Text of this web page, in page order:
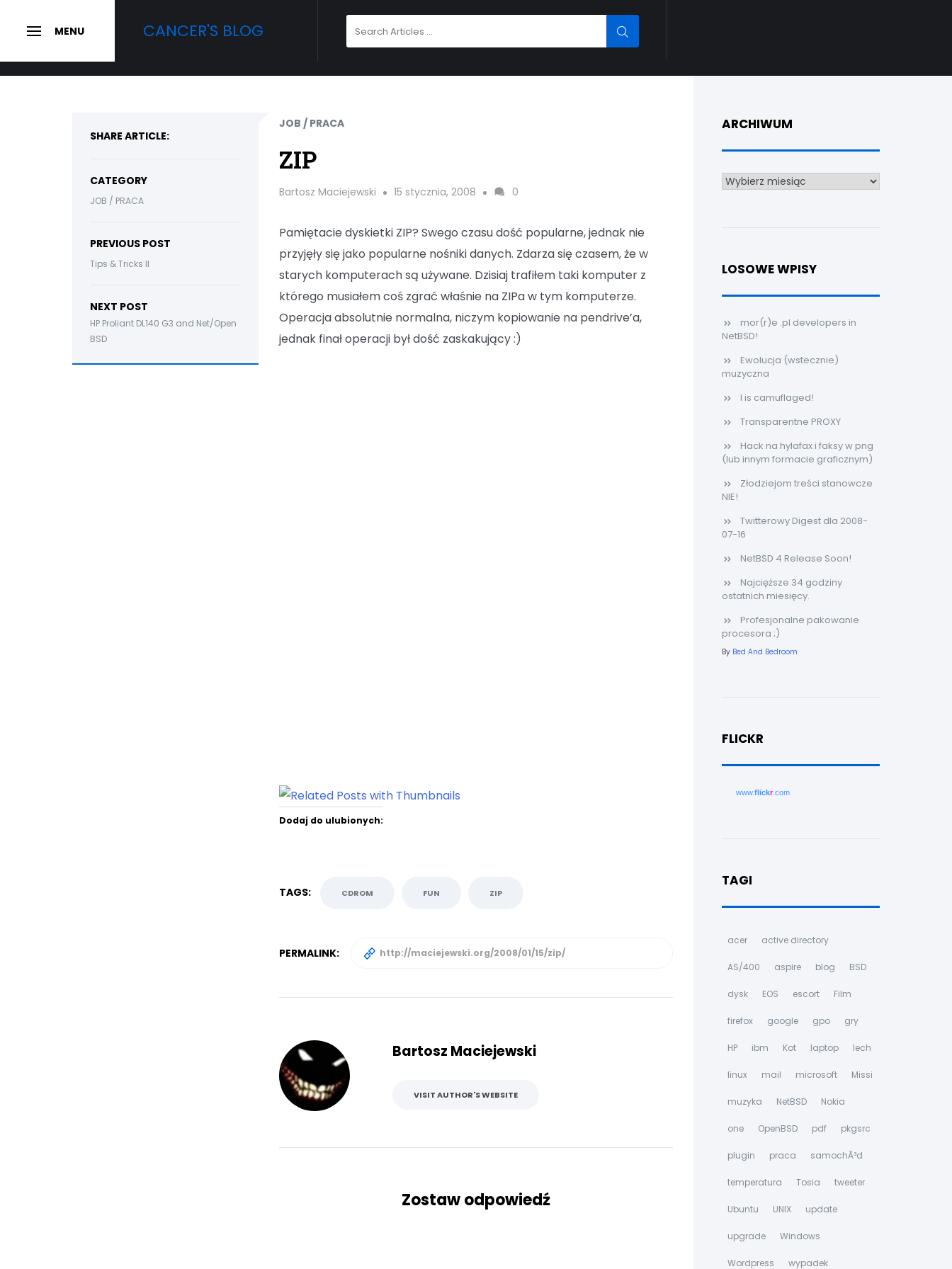
SLIDE MENU CANCER'S BLOG
for:
SEARCH
SHARE ARTICLE:
CATEGORY
JOB / PRACA
PREVIOUS POST
Tips & Tricks II
NEXT POST
HP Proliant DL140 G3 and Net/Open
BSD
JOB / PRACA
ZIP
Bartosz Maciejewski 15 stycznia, 2008 0
Pamiętacie dyskietki ZIP? Swego czasu dość popularne, jednak nie
przyjęły się jako popularne nośniki danych. Zdarza się czasem, że w
starych komputerach są używane. Dzisiaj trafiłem taki komputer z
którego musiałem coś zgrać właśnie na ZIPa w tym komputerze.
Operacja absolutnie normalna, niczym kopiowanie na pendrive’a,
jednak finał operacji był dość zaskakujący :)
Dodaj do ulubionych:
TAGS: CDROM FUN ZIP
PERMALINK:
Bartosz Maciejewski
VISIT AUTHOR'S WEBSITE
Zostaw odpowiedź
ARCHIWUM
Archiwum
LOSOWE WPISY
mor(r)e .pl developers in
NetBSD!
Ewolucja (wstecznie)
muzyczna
I is camuflaged!
Transparentne PROXY
Hack na hylafax i faksy w png
(lub innym formacie graficznym)
Złodziejom treści stanowcze
NIE!
Twitterowy Digest dla 2008-
07-16
NetBSD 4 Release Soon!
Najcięższe 34 godziny
ostatnich miesięcy.
Profesjonalne pakowanie
procesora ;)
By Bed And Bedroom
FLICKR
www.flickr .com
TAGI
acer active directory
AS/400 aspire blog BSD
dysk EOS escort Film
firefox google gpo gry
HP ibm Kot laptop lech
linux mail microsoft Missi
muzyka NetBSD Nokia
one OpenBSD pdf pkgsrc
plugin praca samochÃ³d
temperatura Tosia tweeter
Ubuntu UNIX update
upgrade Windows
Wordpress wypadek